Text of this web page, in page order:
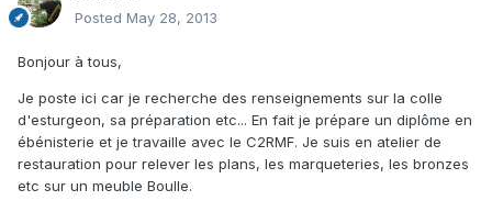
Posted May 28, 2013
Bonjour à tous,
Je poste ici car je recherche des renseignements sur la colle
d'esturgeon, sa préparation etc... En fait je prépare un diplôme en
ébénisterie et je travaille avec le C2RMF. Je suis en atelier de
restauration pour relever les plans, les marqueteries, les bronzes
etc sur un meuble Boulle.